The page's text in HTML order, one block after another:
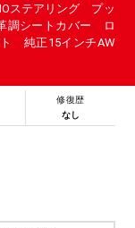
ステアリング プッ
調シートカバー ロ
純正15インチAW
修復歴
なし